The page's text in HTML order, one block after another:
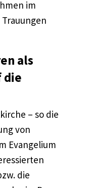
im
als
die
– so die
von
Evangelium
die